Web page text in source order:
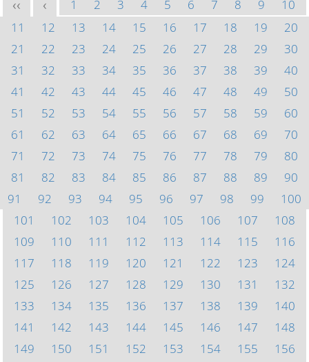
<< < 1 2 3 4 5 6 7 8 9
10
11
12 13 14 15 16 17 18 19
20
21
22 23 24 25 26 27 28 29
30
31
32 33 34 35 36 37 38 39
40
41
42 43 44 45 46 47 48 49
50
51
52 53 54 55 56 57 58 59
60
61
62 63 64 65 66 67 68 69
70
71
72 73 74 75 76 77 78 79
80
81
82 83 84 85 86 87 88 89
90
91
92 93 94 95 96 97 98 99
100
101
102 103 104 105 106 107
108
109
110 111 112 113 114 115
116
117
118 119 120 121 122 123
124
125
126 127 128 129 130 131
132
133
134 135 136 137 138 139
140
141
142 143 144 145 146 147
148
149
150 151 152 153 154 155 156